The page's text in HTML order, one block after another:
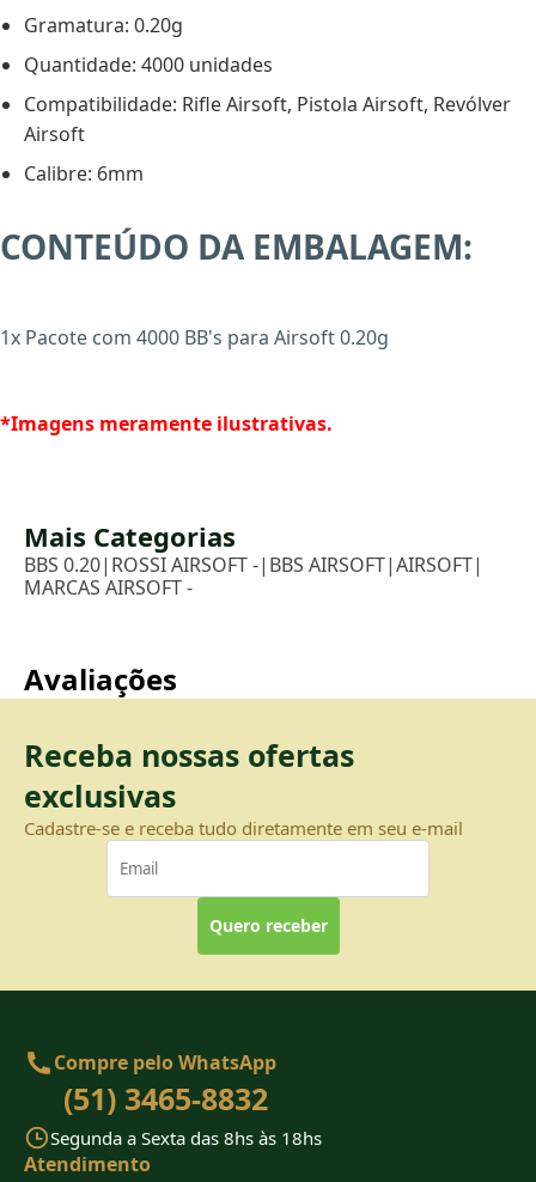
Gramatura: 0.20g
Quantidade: 4000 unidades
Compatibilidade: Rifle Airsoft, Pistola Airsoft, Revólver
Airsoft
Calibre: 6mm
CONTEÚDO DA EMBALAGEM:
1x Pacote com 4000 BB's para Airsoft 0.20g
*Imagens meramente ilustrativas.
Mais Categorias
BBS 0.20| ROSSI AIRSOFT -| BBS AIRSOFT|AIRSOFT|
MARCAS AIRSOFT -
Avaliações
Receba nossas ofertas
exclusivas
Cadastre-se e receba tudo diretamente em seu e-mail
Quero receber
Compre pelo WhatsApp
(51) 3465-8832
Segunda a Sexta das 8hs às 18hs
Atendimento